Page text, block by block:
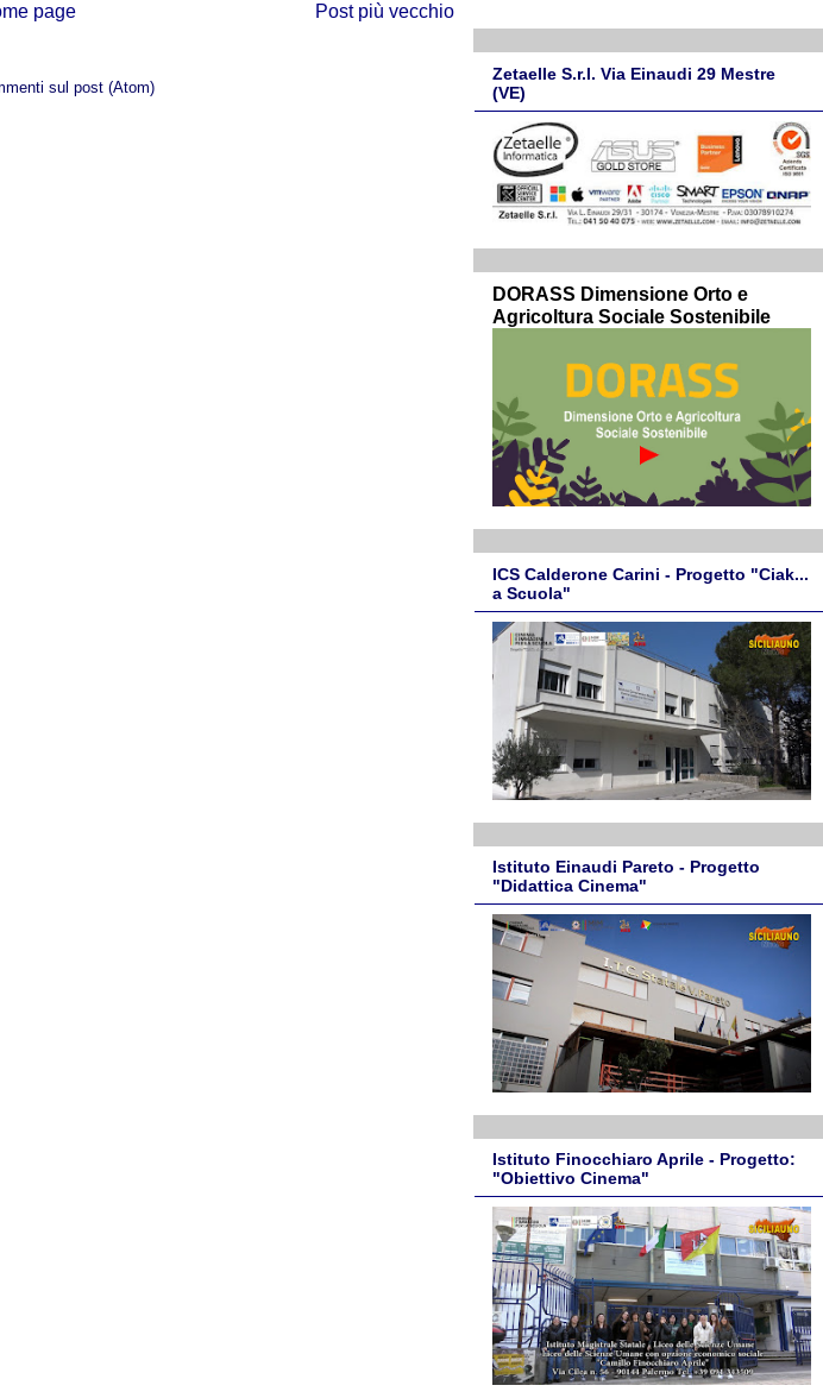
Post più vecchio
page
sul post (Atom)
Zetaelle S.r.l. Via Einaudi 29 Mestre
(VE)
DORASS Dimensione Orto e
Agricoltura Sociale Sostenibile
ICS Calderone Carini - Progetto "Ciak...
a Scuola"
Istituto Einaudi Pareto - Progetto
"Didattica Cinema"
Istituto Finocchiaro Aprile - Progetto:
"Obiettivo Cinema"